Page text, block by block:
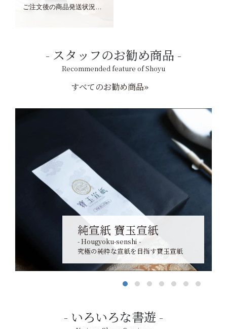
ご注文後の商品発送状況については、こちらからご確認くださいませ。
スタッフのお勧め商品
Recommended feature of Shoyu
すべてのお勧め商品»
純宣紙 寶玉宣紙
- Hougyoku-senshi -
究極の純粋な宣紙を目指す寶玉宣紙
いろいろな書遊